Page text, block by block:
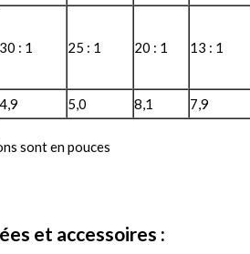
30 : 1 25 : 1 20 : 1 13 : 1
4,9 5,0 8,1 7,9
sont en pouces
et accessoires :